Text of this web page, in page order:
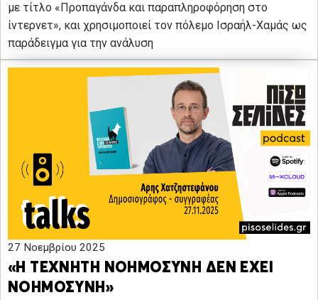
με τίτλο «Προπαγάνδα και παραπληροφόρηση στο
ίντερνετ», και χρησιμοποιεί τον πόλεμο Ισραήλ-Χαμάς ως
παράδειγμα για την ανάλυση
27 Νοεμβρίου 2025
«Η ΤΕΧΝΗΤΗ ΝΟΗΜΟΣΥΝΗ ΔΕΝ ΕΧΕΙ
ΝΟΗΜΟΣΥΝΗ»